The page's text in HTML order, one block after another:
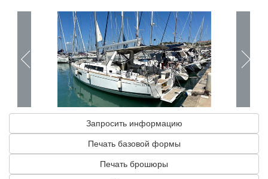
Запросить информацию
Печать базовой формы
Печать брошюры